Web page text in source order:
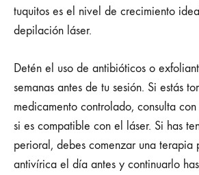
tuquitos es el nivel de crecimiento
depilación láser.
Detén el uso de antibióticos o
semanas antes de tu sesión. Si estás
medicamento controlado, consulta
si es compatible con el láser. Si has
perioral, debes comenzar una terapia
antivírica el día antes y continuarlo